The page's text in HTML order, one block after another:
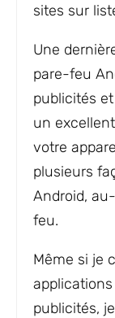
sites sur
Une
pare-feu
publicités
un
votre
plusieurs
Android,
feu.
Même si je
publicités,